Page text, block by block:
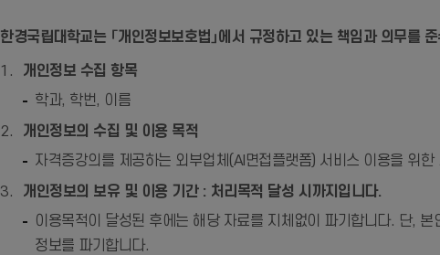
한경국립대학교는 「개인정보보호법」에서 규정하고 있는 책임과 의무를
개인정보 수집 항목
학과, 학번, 이름
개인정보의 수집 및 이용 목적
자격증강의를 제공하는 외부업체(AI면접플랫폼) 서비스 이용을 위한
개인정보의 보유 및 이용 기간 : 처리목적 달성 시까지입니다.
이용목적이 달성된 후에는 해당 자료를 지체없이 파기합니다. 단,
정보를 파기합니다.